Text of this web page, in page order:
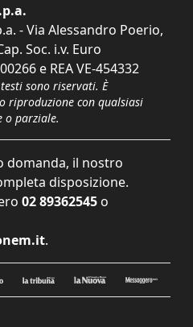
- Via Alessandro Poerio,
Soc. i.v. Euro
e REA VE-454332
sono riservati. È
riproduzione con qualsiasi
o parziale.
domanda, il nostro
disposizione.
02 89362545 o
.